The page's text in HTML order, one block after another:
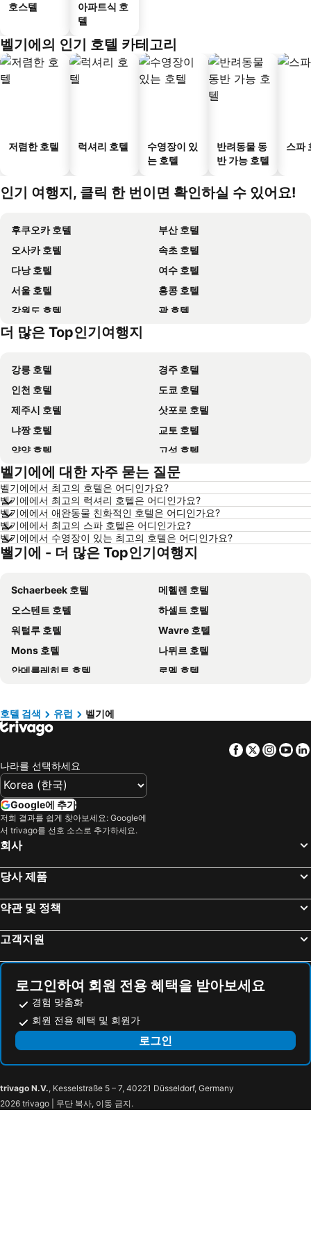
호스텔
아파트식 호
텔
벨기에의 인기 호텔 카테고리
저렴한 호텔 럭셔리 호텔
수영장이 있
는 호텔
반려동물 동
반 가능 호텔
스파
인기 여행지, 클릭 한 번이면 확인하실 수 있어요!
후쿠오카 호텔
부산 호텔
오사카 호텔
속초 호텔
다낭 호텔
여수 호텔
서울 호텔
홍콩 호텔
강원도 호텔
괌 호텔
Dolomiti 호텔
더 많은 Top인기여행지
강릉 호텔
경주 호텔
인천 호텔
도쿄 호텔
제주시 호텔
삿포로 호텔
냐짱 호텔
교토 호텔
양양 호텔
고성 호텔
대전 호텔
방콕 호텔
목포 호텔
포항 호텔
상하이 호텔
히로시마 호텔
평창 호텔
통영 호텔
제주도 호텔
보홀 호텔
Phu Quoc 호텔
타이페이 호텔
크로아티아 호텔
크로아티아 해안 호텔
Paris 호텔
캐나다 호텔
말레이시아 호텔
몰디브 호텔
헝가리 호텔
뉴욕 호텔
Hanoi region 호텔
경상북도 호텔
벨기에에 대한 자주 묻는 질문
벨기에에서 최고의 호텔은 어디인가요?
벨기에에서 최고의 럭셔리 호텔은 어디인가요?
벨기에에서 애완동물 친화적인 호텔은 어디인가요?
벨기에에서 최고의 스파 호텔은 어디인가요?
벨기에에서 수영장이 있는 최고의 호텔은 어디인가요?
벨기에 - 더 많은 Top인기여행지
Schaerbeek 호텔
메헬렌 호텔
오스텐트 호텔
하셀트 호텔
워털루 호텔
Wavre 호텔
Mons 호텔
나뮈르 호텔
안데를레히트 호텔
로멜 호텔
Diest 호텔
Retie 호텔
말메디 호텔
Watermael-Boitsfort 호텔
Lanaken 호텔
Meeuwen-Gruitrode 호텔
Houthalen-Helchteren 호텔
크노케-헤이스트 호텔
Koksijde 호텔
Bilzen 호텔
Beringen 호텔
Bredene 호텔
호텔 검색 유럽 벨기에
Facebook
Twitter
나라를 선택하세요
Google에 추가
저희 결과를 쉽게 찾아보세요: Google에
서 trivago를 선호 소스로 추가하세요.
회사
당사 제품
약관 및 정책
고객지원
로그인하여 회원 전용 혜택을 받아보세요
경험 맞춤화
회원 전용 혜택 및 회원가
로그인
trivago N.V., Kesselstraße 5 – 7, 40221 Düsseldorf, Germany
2026 trivago | 무단 복사, 이동 금지.